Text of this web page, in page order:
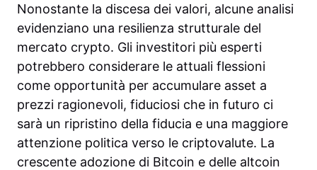
Nonostante la discesa dei valori, alcune analisi
evidenziano una resilienza strutturale del
mercato crypto. Gli investitori più esperti
potrebbero considerare le attuali flessioni
come opportunità per accumulare asset a
prezzi ragionevoli, fiduciosi che in futuro ci
sarà un ripristino della fiducia e una maggiore
attenzione politica verso le criptovalute. La
crescente adozione di Bitcoin e delle altcoin